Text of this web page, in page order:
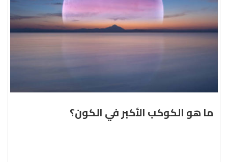
ما هو الكوكب الأكبر في الكون؟